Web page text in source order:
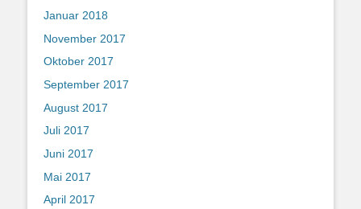
Januar 2018
November 2017
Oktober 2017
September 2017
August 2017
Juli 2017
Juni 2017
Mai 2017
April 2017